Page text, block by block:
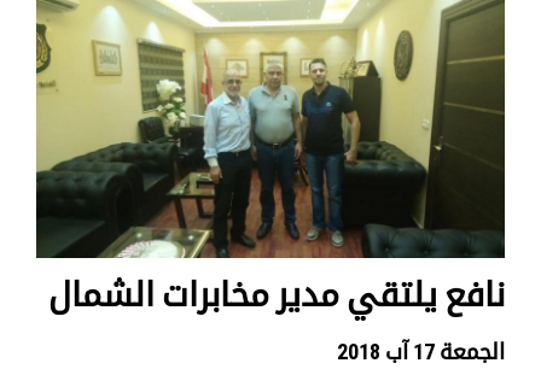
نافع يلتقي مدير مخابرات الشمال
الجمعة 17 آب 2018